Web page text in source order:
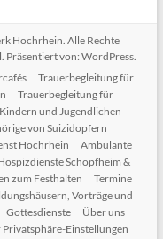
Hochrhein. Alle Rechte
Präsentiert von:WordPress.
Trauerbegleitung für
Trauerbegleitung für
und Jugendlichen
von Suizidopfern
Hochrhein
Ambulante
Schopfheim &
zum Festhalten
Termine
Vorträge und
Gottesdienste
Über uns
Einstellungen